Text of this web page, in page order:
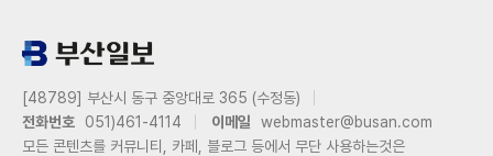
[48789] 부산시 동구 중앙대로 365 (수정동)
전화번호
051)461-4114 이메일
webmaster@busan.com
모든 콘텐츠를 커뮤니티, 카페, 블로그 등에서 무단 사용하는것은